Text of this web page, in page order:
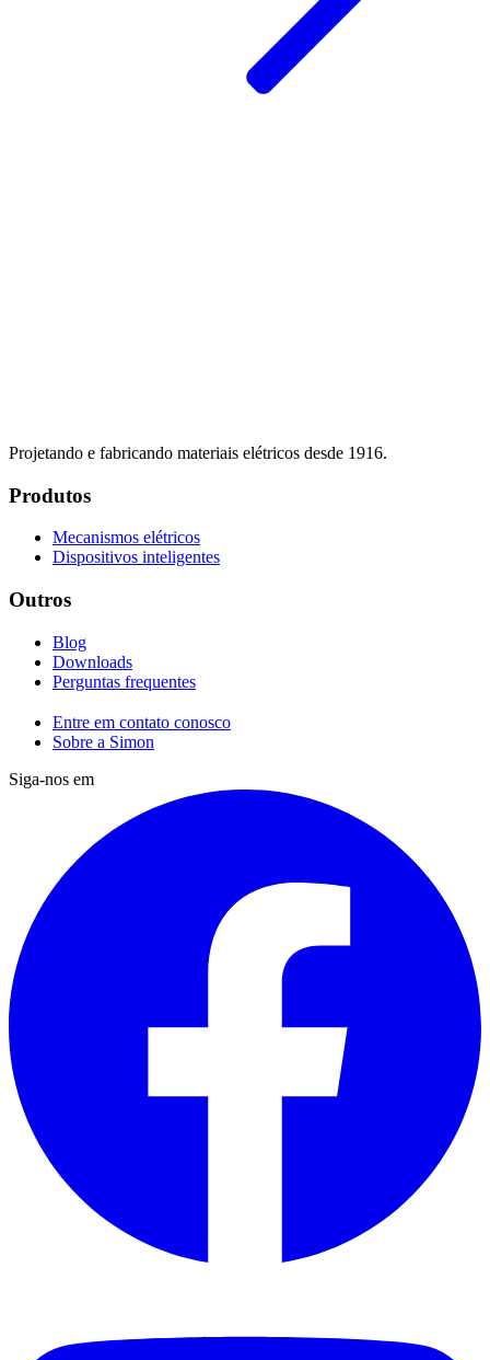
Projetando e fabricando materiais elétricos desde 1916.
Produtos
Mecanismos elétricos
Dispositivos inteligentes
Outros
Blog
Downloads
Perguntas frequentes
Entre em contato conosco
Sobre a Simon
Siga-nos em